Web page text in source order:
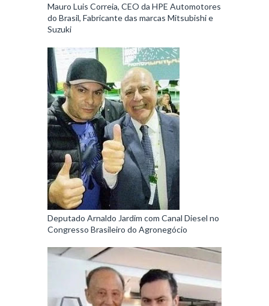
Mauro Luis Correia, CEO da HPE Automotores
do Brasil, Fabricante das marcas Mitsubishi e
Suzuki
Deputado Arnaldo Jardim com Canal Diesel no
Congresso Brasileiro do Agronegócio